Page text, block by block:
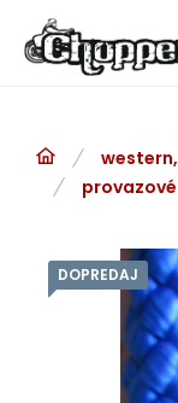
provazové
DOPREDAJ